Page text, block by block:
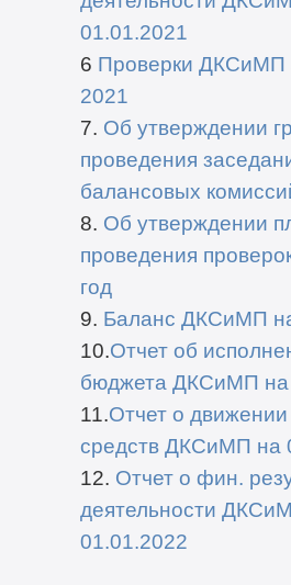
01.01.2021
6 Проверки ДКСиМП
2021
7. Об утверждении
проведения
балансовых
8. Об утверждении
проведения
год
9. Баланс ДКСиМП
10.Отчет об
бюджета ДКСиМП на
11.Отчет о
средств ДКСиМП на
12. Отчет о фин.
деятельности
01.01.2022